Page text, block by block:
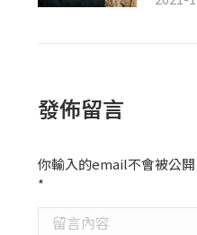
發佈留言
你輸入的email不會被公
*
留言內容